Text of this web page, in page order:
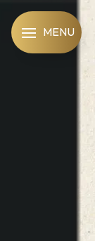
MENU
Panneau de